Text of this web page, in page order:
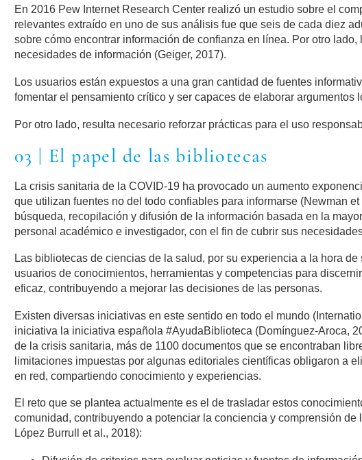
En 2016 Pew Internet Research Center realizó un estudio sobre el
relevantes extraído en uno de sus análisis fue que seis de cada diez
sobre cómo encontrar información de confianza en línea. Por otro
necesidades de información (Geiger, 2017).
Los usuarios están expuestos a una gran cantidad de fuentes
fomentar el pensamiento crítico y ser capaces de elaborar
Por otro lado, resulta necesario reforzar prácticas para el uso
03 | El papel de las bibliotecas
La crisis sanitaria de la COVID-19 ha provocado un aumento
que utilizan fuentes no del todo confiables para informarse (Newman
búsqueda, recopilación y difusión de la información basada en la
personal académico e investigador, con el fin de cubrir sus
Las bibliotecas de ciencias de la salud, por su experiencia a la hora
usuarios de conocimientos, herramientas y competencias para
eficaz, contribuyendo a mejorar las decisiones de las personas.
Existen diversas iniciativas en este sentido en todo el mundo
iniciativa la iniciativa española #AyudaBiblioteca (Domínguez-Aroca,
de la crisis sanitaria, más de 1100 documentos que se encontraban
limitaciones impuestas por algunas editoriales científicas obligaron a
en red, compartiendo conocimiento y experiencias.
El reto que se plantea actualmente es el de trasladar estos
comunidad, contribuyendo a potenciar la conciencia y comprensión
López Burrull et al., 2018):